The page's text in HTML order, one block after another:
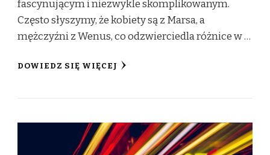
fascynującym i niezwykle skomplikowanym.
Często słyszymy, że kobiety są z Marsa, a
mężczyźni z Wenus, co odzwierciedla różnice w …
DOWIEDZ SIĘ WIĘCEJ